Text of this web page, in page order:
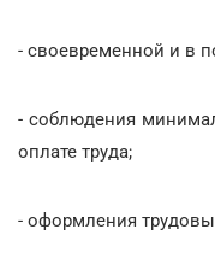
- своевременной и в
- соблюдения
оплате труда;
- оформления